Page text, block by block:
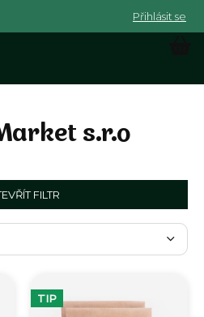
s.r.o
FILTR
TIP